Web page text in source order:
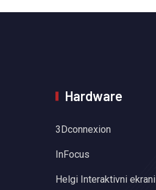
Hardware
3Dconnexion
InFocus
Helgi Interaktivni ekrani